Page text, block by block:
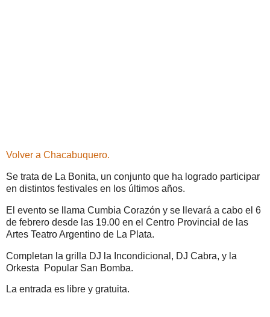
Volver a Chacabuquero.
Se trata de La Bonita, un conjunto que ha logrado participar
en distintos festivales en los últimos años.
El evento se llama Cumbia Corazón y se llevará a cabo el 6
de febrero desde las 19.00 en el Centro Provincial de las
Artes Teatro Argentino de La Plata.
Completan la grilla DJ la Incondicional, DJ Cabra, y la
Orkesta Popular San Bomba.
La entrada es libre y gratuita.